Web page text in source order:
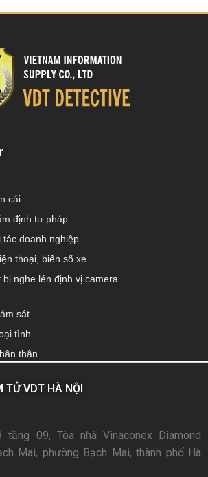
cái
định tư pháp
tác doanh nghiệp
thoại, biển số xe
nghe lén định vị camera
sát
tình
thân
TỬ VDT HÀ NỘI
tầng 09, Tòa nhà Vinaconex Diamond
Mai, phường Bạch Mai, thành phố Hà